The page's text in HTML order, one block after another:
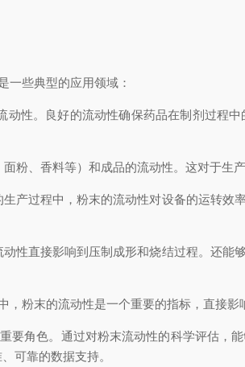
些典型的应用领域：
。良好的流动性确保药品在制剂过程
、香料等）和成品的流动性。这对于生产
过程中，粉末的流动性对设备的运转效
直接影响到压制成形和烧结过程。还能
末的流动性是一个重要的指标，直接影
角色。通过对粉末流动性的科学评估，
可靠的数据支持。